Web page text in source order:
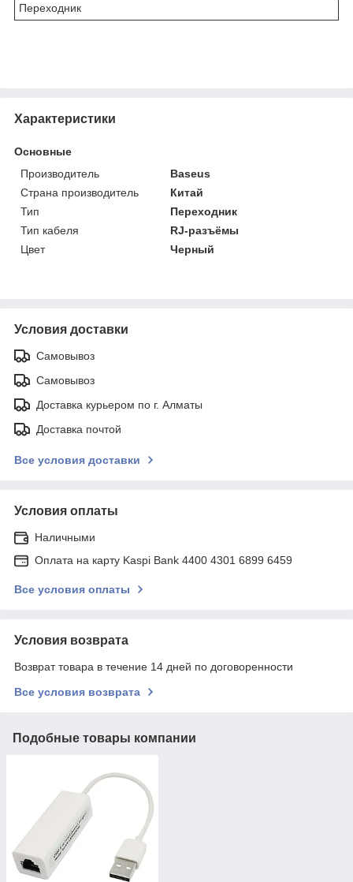
Переходник
Характеристики
Основные
Производитель
Baseus
Страна производитель
Китай
Тип
Переходник
Тип кабеля
RJ-разъёмы
Цвет
Черный
Условия доставки
Самовывоз
Самовывоз
Доставка курьером по г. Алматы
Доставка почтой
Все условия доставки
Условия оплаты
Наличными
Оплата на карту Kaspi Bank 4400 4301 6899 6459
Все условия оплаты
Условия возврата
Возврат товара в течение 14 дней по договоренности
Все условия возврата
Подобные товары компании